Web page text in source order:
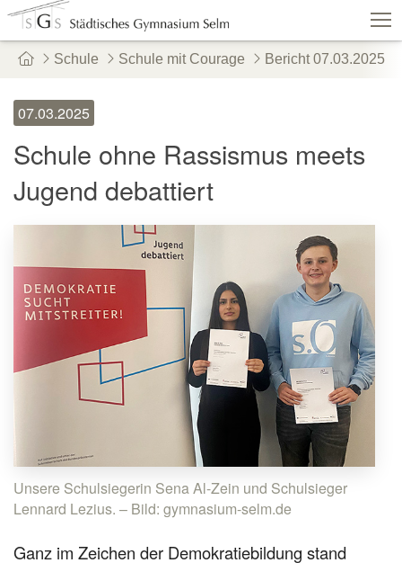
Vertretungen
Aktuelles Schule
Fachbereiche
Personen
Schule Schule mit Courage Bericht 07.03.2025
07.03.2025
Schule ohne Rassismus meets
Jugend debattiert
Unsere Schulsiegerin Sena Al-Zein und Schulsieger
Lennard Lezius. – Bild: gymnasium-selm.de
Ganz im Zeichen der Demokratiebildung stand